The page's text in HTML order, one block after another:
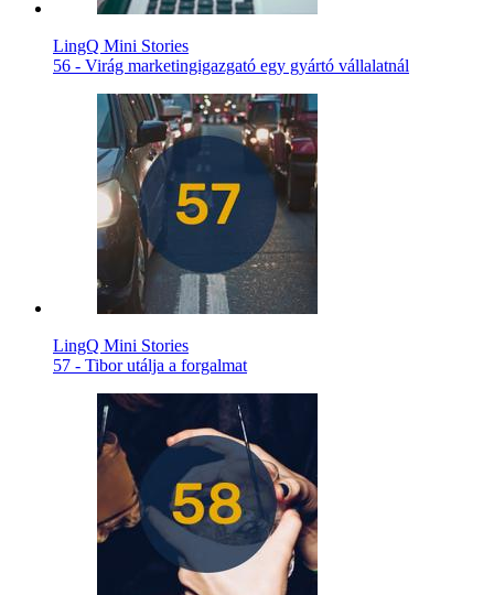
LingQ Mini Stories
56 - Virág marketingigazgató egy gyártó vállalatnál
LingQ Mini Stories
57 - Tibor utálja a forgalmat